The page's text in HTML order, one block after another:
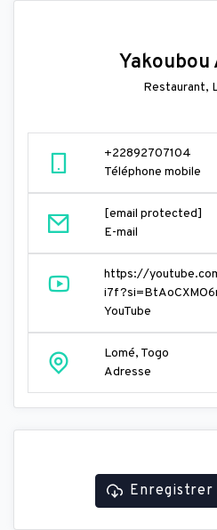
Yakoubou
Restaurant,
+22892707104
Téléphone mobile
[email protected]
E-mail
https://
YouTube
Lomé, Togo
Adresse